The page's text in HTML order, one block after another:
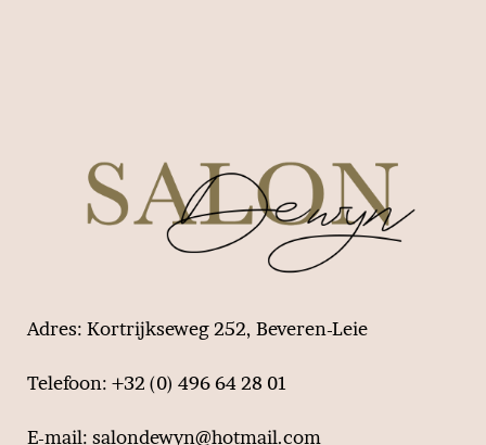
Adres: Kortrijkseweg 252, Beveren-Leie
Telefoon: +32 (0) 496 64 28 01
E-mail: salondewyn@hotmail.com